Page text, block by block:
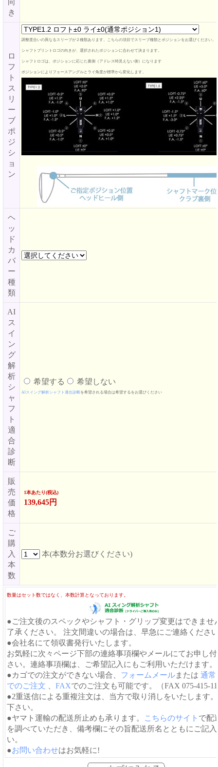
向
き
ロ
フ
ト
ス
リ
ー
ブ
ポ
ジ
シ
ョ
ン
調整度合いの異なるスリーブが２種類あります。こちらの項目でスリーブ種類とポジションをお選びください。
シャフトプリントロゴの向きが、選択されたポジションに合わせて決まります。
シャフトロゴは、ポジションに応じた裏側（アドレス時見えない側）になります
ポジションによりフェースアングルとライ角度が標準から変化します。
ヘ
ッ
ド
カ
バ
ー
種
類
AI
ス
イ
ン
グ
解
析
シ
ャ
フ
ト
適
合
診
断
希望する 希望しない
AIスイング解析シャフト適合診断を希望される場合は希望するをお選びください
販
売
価
格
1本あたり(税込)
139,645円
ご
購
入
本
数
本(本数分お選びください)
数量はセット数ではなく、本数計算となっております。
●ご注文後のスペックやシャフト・グリップ変更はできませ
了承ください。 注文間違いの場合は、早急にご連絡くださ
●会社名にて領収書発行いたします。
お気軽に次々ページ下部の連絡事項欄やメールにてお申し
さい。連絡事項欄は、ご希望記入にもご利用いただけます。
●カゴでの注文ができない場合、 フォームメールまたは 通常
でのご注文
FAXでのご注文も可能です。（FAX 075-415-
●2重送信による重複注文は、当方で取り消しをいたします
下さい。
●ヤマト運輸の配送所止めも承ります。
こちらのサイト で配
を調べていただき、備考欄にその旨配送所名とともにご記
い。
●お問い合わせはお気軽に!